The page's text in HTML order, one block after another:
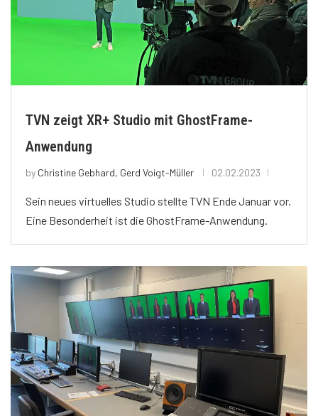
TVN zeigt XR+ Studio mit GhostFrame-
Anwendung
by Christine Gebhard, Gerd Voigt-Müller 02.02.2023
Sein neues virtuelles Studio stellte TVN Ende Januar vor.
Eine Besonderheit ist die GhostFrame-Anwendung.